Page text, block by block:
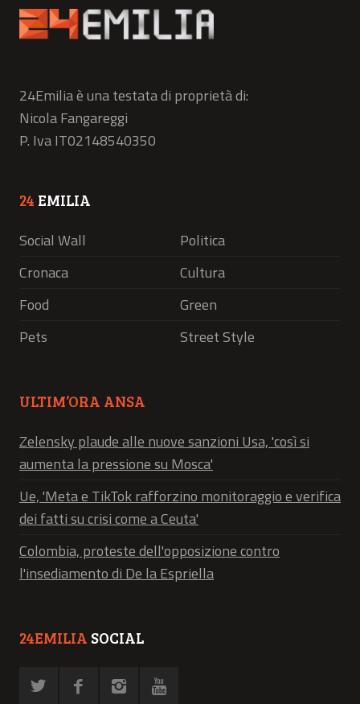
24Emilia è una testata di proprietà di:
Nicola Fangareggi
P. Iva IT02148540350
24 EMILIA
Social Wall
Politica
Cronaca
Cultura
Food
Green
Pets
Street Style
ULTIM’ORA ANSA
Zelensky plaude alle nuove sanzioni Usa, 'così si
aumenta la pressione su Mosca'
Ue, 'Meta e TikTok rafforzino monitoraggio e verifica
dei fatti su crisi come a Ceuta'
Colombia, proteste dell'opposizione contro
l'insediamento di De la Espriella
24EMILIA SOCIAL